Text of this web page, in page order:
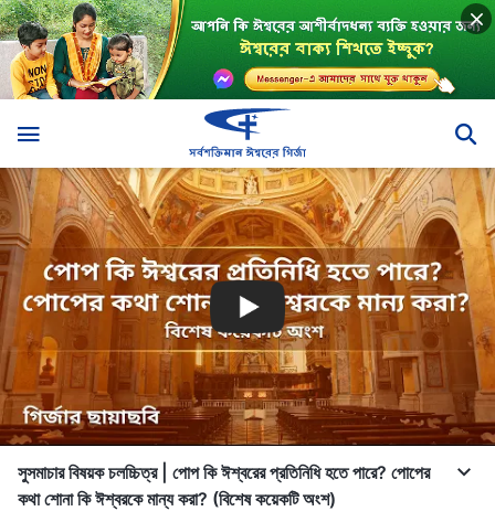
সুসমাচার বিষয়ক চলচ্চিত্র | পোপ কি ঈশ্বরের প্রতিনিধি হতে পারে? পোপের
কথা শোনা কি ঈশ্বরকে মান্য করা? (বিশেষ কয়েকটি অংশ)